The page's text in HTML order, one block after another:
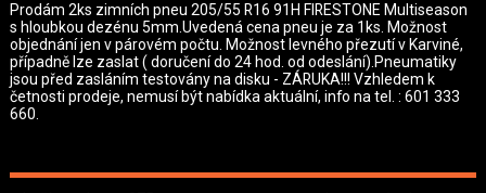
Prodám 2ks zimních pneu 205/55 R16 91H FIRESTONE Multiseason
s hloubkou dezénu 5mm.Uvedená cena pneu je za 1ks. Možnost
objednání jen v párovém počtu. Možnost levného přezutí v Karviné,
případně lze zaslat ( doručení do 24 hod. od odeslání).Pneumatiky
jsou před zasláním testovány na disku - ZÁRUKA!!! Vzhledem k
četnosti prodeje, nemusí být nabídka aktuální, info na tel. : 601 333
660.